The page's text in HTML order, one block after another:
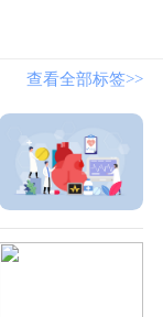
查看全部标签>>